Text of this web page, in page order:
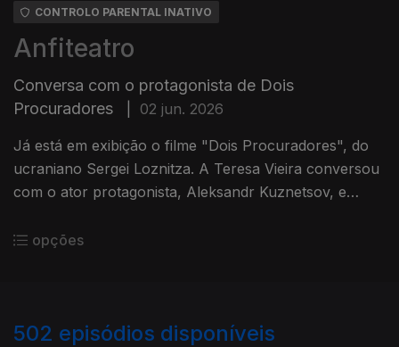
CONTROLO PARENTAL INATIVO
Anfiteatro
Conversa com o protagonista de Dois
Procuradores
02 jun. 2026
Já está em exibição o filme "Dois Procuradores", do
ucraniano Sergei Loznitza. A Teresa Vieira conversou
com o ator protagonista, Aleksandr Kuznetsov, e
Jorge.
opções
502 episódios disponíveis